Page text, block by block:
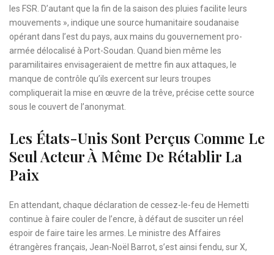
les FSR. D’autant que la fin de la saison des pluies facilite leurs
mouvements », indique une source humanitaire soudanaise
opérant dans l’est du pays, aux mains du gouvernement pro-
armée délocalisé à Port-Soudan. Quand bien même les
paramilitaires envisageraient de mettre fin aux attaques, le
manque de contrôle qu’ils exercent sur leurs troupes
compliquerait la mise en œuvre de la trêve, précise cette source
sous le couvert de l’anonymat.
Les États-Unis Sont Perçus Comme Le
Seul Acteur À Même De Rétablir La
Paix
En attendant, chaque déclaration de cessez-le-feu de Hemetti
continue à faire couler de l’encre, à défaut de susciter un réel
espoir de faire taire les armes. Le ministre des Affaires
étrangères français, Jean-Noël Barrot, s’est ainsi fendu, sur X,